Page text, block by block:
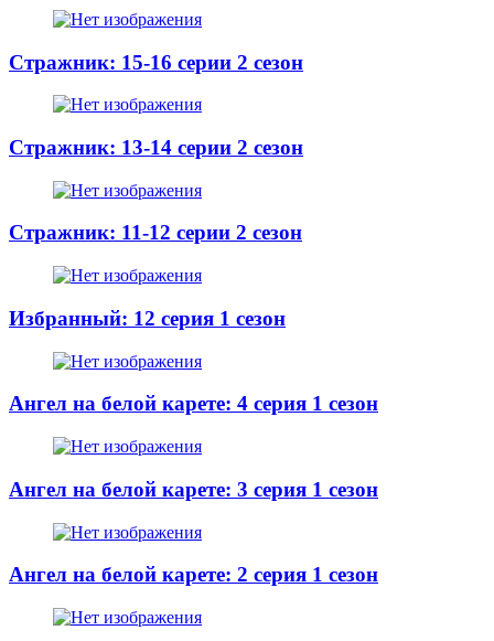
Стражник: 15-16 серии 2 сезон
Стражник: 13-14 серии 2 сезон
Стражник: 11-12 серии 2 сезон
Избранный: 12 серия 1 сезон
Ангел на белой карете: 4 серия 1 сезон
Ангел на белой карете: 3 серия 1 сезон
Ангел на белой карете: 2 серия 1 сезон